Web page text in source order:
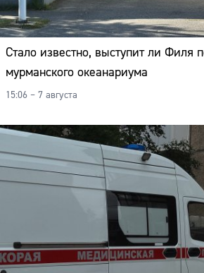
Стало известно, выступит ли Филя
мурманского океанариума
15:06 – 7 августа